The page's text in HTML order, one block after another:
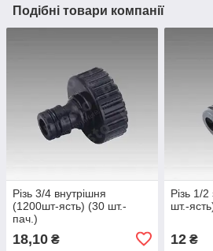
Подібні товари компанії
Різь 3/4 внутрішня
(1200шт-ясть) (30 шт.-
пач.)
18,10 ₴
Різь 1/
шт.-
12₴